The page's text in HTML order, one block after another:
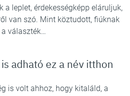
a leplet, érdekességképp eláruljuk,
van szó. Mint köztudott, fiúknak
választék…
adható ez a név itthon
is volt ahhoz, hogy kitaláld, a